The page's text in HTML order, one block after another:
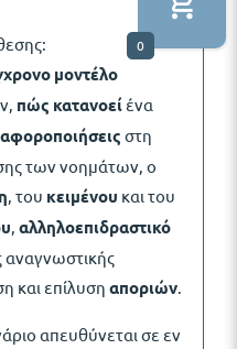
μοντέλο
πώς κατανοείένα
στη
των νοημάτων, ο
, του κειμένου και του
αλληλοεπιδραστικό
αναγνωστικής
και επίλυση αποριών.
απευθύνεται σε εν
0